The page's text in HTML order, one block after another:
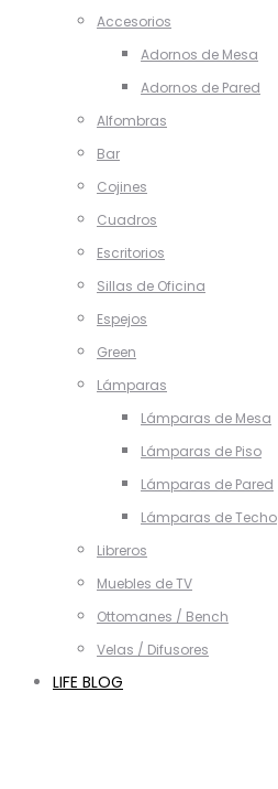
Accesorios
Adornos de Mesa
Adornos de Pared
Alfombras
Bar
Cojines
Cuadros
Escritorios
Sillas de Oficina
Espejos
Green
Lámparas
Lámparas de Mesa
Lámparas de Piso
Lámparas de Pared
Lámparas de Techo
Libreros
Muebles de TV
Ottomanes / Bench
Velas / Difusores
LIFE BLOG